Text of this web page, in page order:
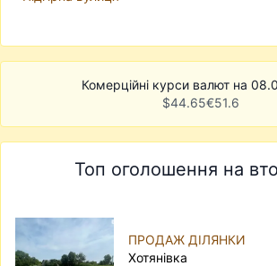
Комерційні курси валют на
$44.65€51.6
Топ оголошення на
ПРОДАЖ ДІЛЯНКИ
Хотянівка